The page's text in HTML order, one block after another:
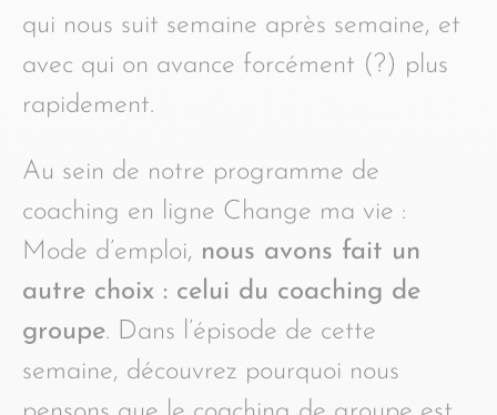
qui nous suit semaine après semaine, et
avec qui on avance forcément (?) plus
rapidement.
Au sein de notre programme de
coaching en ligne Change ma vie :
Mode d’emploi, nous avons fait un
autre choix : celui du coaching de
groupe. Dans l’épisode de cette
semaine, découvrez pourquoi nous